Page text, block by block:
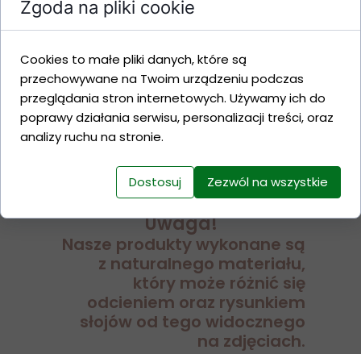
Uwaga!
Nasze produkty wykonane są
z naturalnego materiału,
który może różnić się
odcieniem oraz rysunkiem
słojów od tego widocznego
na zdjęciach.
Zgoda na pliki cookie
Cookies to małe pliki danych, które są
przechowywane na Twoim urządzeniu podczas
przeglądania stron internetowych. Używamy ich do
poprawy działania serwisu, personalizacji treści, oraz
analizy ruchu na stronie.
Dostosuj Zezwól na wszystkie